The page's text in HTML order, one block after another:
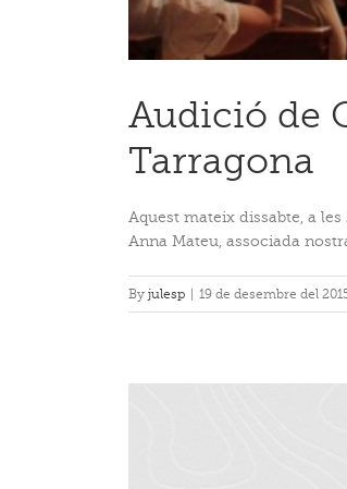
Audició de
Tarragona
Aquest mateix dissabte, a
Anna Mateu, associada
By julesp 19 de desembre del